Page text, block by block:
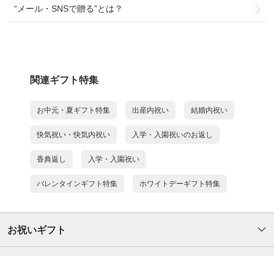
“メール・SNSで贈る”とは？
関連ギフト特集
お中元・夏ギフト特集 出産内祝い 結婚内祝い
快気祝い・快気内祝い 入学・入園祝いのお返し
香典返し 入学・入園祝い
バレンタインギフト特集 ホワイトデーギフト特集
お祝いギフト